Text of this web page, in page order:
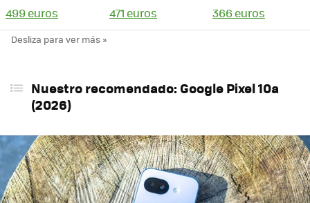
499 euros 471 euros 366 euros
Nuestro recomendado: Google Pixel 10a
(2026)